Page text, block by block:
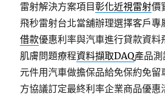
雷射解決方案項目彰化近視雷射價
飛秒雷射台北當舖辦理選擇客戶專
借款優惠利率與汽車進行貸款資料
肌膚問題療程資料擷取DAQ產品
元件用汽車做擔保品給免保約免留
方協議訂定最終利率企業商品優惠